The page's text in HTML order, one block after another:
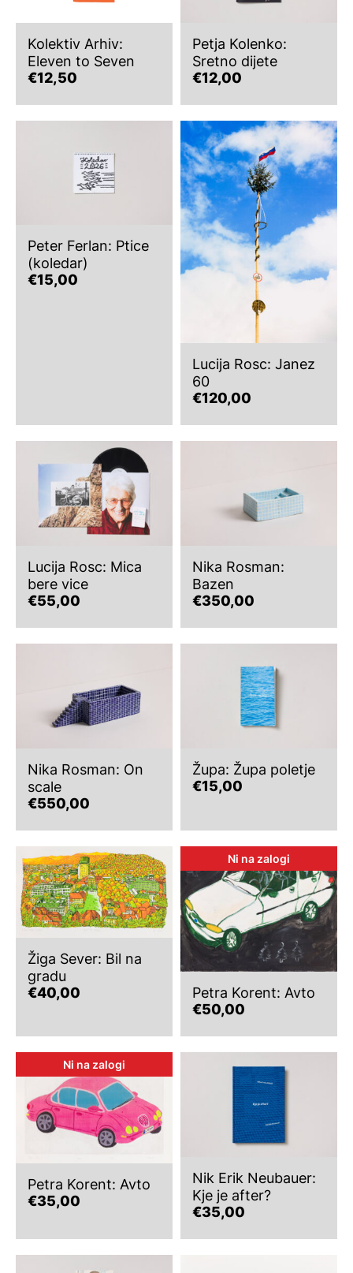
Kolektiv Arhiv:
Eleven to Seven
€12,50
Petja Kolenko:
Sretno dijete
€12,00
Peter Ferlan: Ptice
(koledar)
€15,00
Lucija Rosc: Janez
60
€120,00
Lucija Rosc: Mica
bere vice
€55,00
Nika Rosman:
Bazen
€350,00
Nika Rosman: On
scale
€550,00
Župa: Župa poletje
€15,00
Žiga Sever: Bil na
gradu
€40,00
Ni na zalogi
Petra Korent: Avto
€50,00
Ni na zalogi
Petra Korent: Avto
€35,00
Nik Erik Neubauer:
Kje je after?
€35,00